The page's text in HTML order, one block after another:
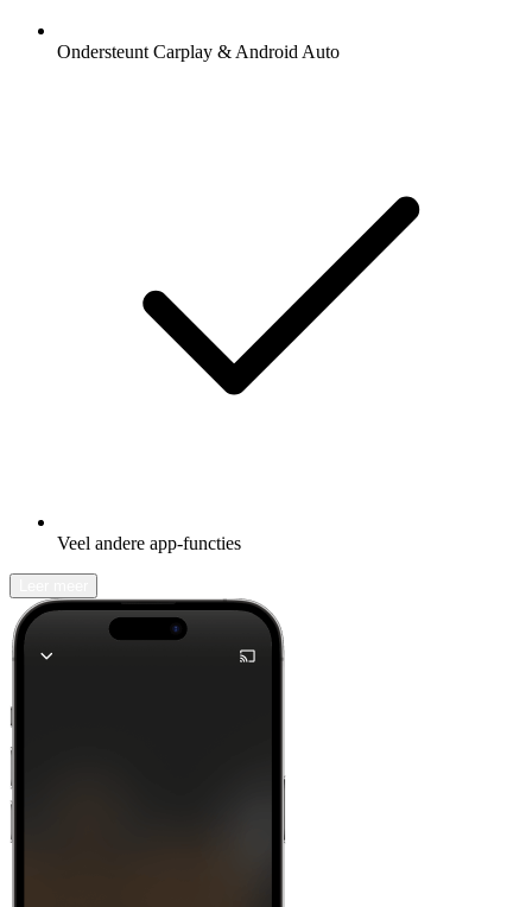
Ondersteunt Carplay & Android Auto
Veel andere app-functies